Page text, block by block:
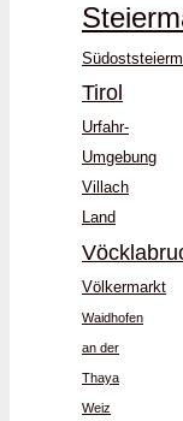
Tirol
Urfahr-
Umgebung
Villach
Land
Völkermarkt
Waidhofen
an der
Thaya
Weiz